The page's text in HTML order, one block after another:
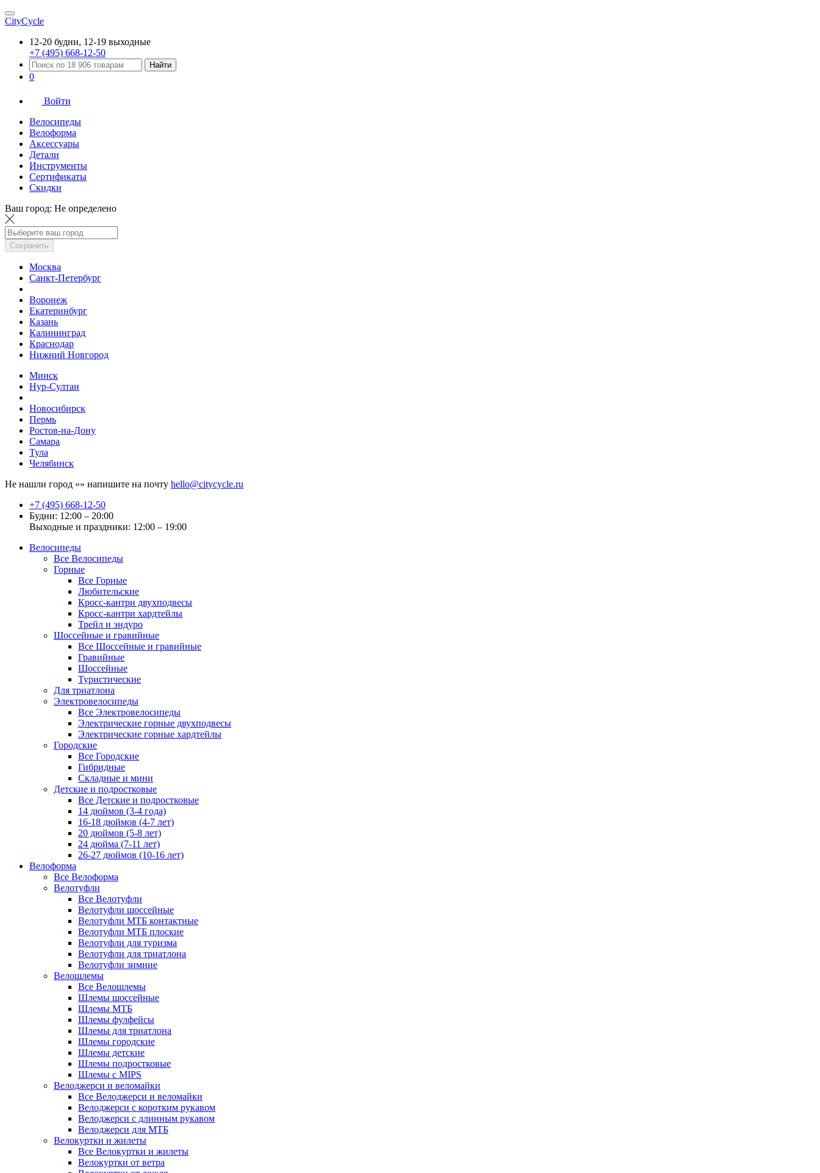
CityCycle
12-20 будни, 12-19 выходные
+7 (495) 668-12-50
Найти
0
Войти
Велосипеды
Велоформа
Аксессуары
Детали
Инструменты
Сертификаты
Скидки
Ваш город: Не определено
Сохранить
Москва
Санкт-Петербург
Воронеж
Екатеринбург
Казань
Калининград
Краснодар
Нижний Новгород
Минск
Нур-Султан
Новосибирск
Пермь
Ростов-на-Дону
Самара
Тула
Челябинск
Не нашли город «» напишите на почту hello@citycycle.ru
+7 (495) 668-12-50
Будни: 12:00 – 20:00
Выходные и праздники: 12:00 – 19:00
Велосипеды
Все Велосипеды
Горные
Все Горные
Любительские
Кросс-кантри двухподвесы
Кросс-кантри хардтейлы
Трейл и эндуро
Шоссейные и гравийные
Все Шоссейные и гравийные
Гравийные
Шоссейные
Туристические
Для триатлона
Электровелосипеды
Все Электровелосипеды
Электрические горные двухподвесы
Электрические горные хардтейлы
Городские
Все Городские
Гибридные
Складные и мини
Детские и подростковые
Все Детские и подростковые
14 дюймов (3-4 года)
16-18 дюймов (4-7 лет)
20 дюймов (5-8 лет)
24 дюйма (7-11 лет)
26-27 дюймов (10-16 лет)
Велоформа
Все Велоформа
Велотуфли
Все Велотуфли
Велотуфли шоссейные
Велотуфли МТБ контактные
Велотуфли МТБ плоские
Велотуфли для туризма
Велотуфли для триатлона
Велотуфли зимние
Велошлемы
Все Велошлемы
Шлемы шоссейные
Шлемы МТБ
Шлемы фулфейсы
Шлемы для триатлона
Шлемы городские
Шлемы детские
Шлемы подростковые
Шлемы с MIPS
Велоджерси и веломайки
Все Велоджерси и веломайки
Велоджерси с коротким рукавом
Велоджерси с длинным рукавом
Велоджерси для МТБ
Велокуртки и жилеты
Все Велокуртки и жилеты
Велокуртки от ветра